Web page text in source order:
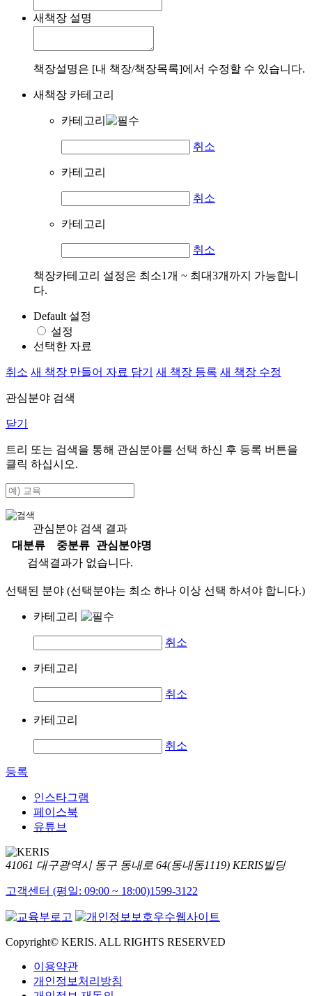
새책장 설명
책장설명은 [내 책장/책장목록]에서 수정할 수 있습니다.
새책장 카테고리
카테고리
취소
카테고리
취소
카테고리
취소
책장카테고리 설정은 최소1개 ~ 최대3개까지 가능합니
다.
Default 설정
설정
선택한 자료
취소 새 책장 만들어 자료 담기 새 책장 등록 새 책장 수정
관심분야 검색
닫기
트리 또는 검색을 통해 관심분야를 선택 하신 후 등록 버튼을
클릭 하십시오.
관심분야 검색 결과
대분류
중분류
관심분야명
검색결과가 없습니다.
선택된 분야 (선택분야는 최소 하나 이상 선택 하셔야 합니다.)
카테고리
취소
카테고리
취소
카테고리
취소
등록
인스타그램
페이스북
유튜브
41061 대구광역시 동구 동내로 64(동내동1119) KERIS빌딩
고객센터 (평일: 09:00 ~ 18:00)1599-3122
Copyright© KERIS. ALL RIGHTS RESERVED
이용약관
개인정보처리방침